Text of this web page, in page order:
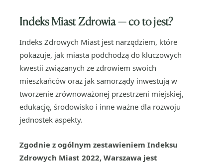
Indeks Miast Zdrowia — co to jest?
Indeks Zdrowych Miast jest narzędziem, które
pokazuje, jak miasta podchodzą do kluczowych
kwestii związanych ze zdrowiem swoich
mieszkańców oraz jak samorządy inwestują w
tworzenie zrównoważonej przestrzeni miejskiej,
edukację, środowisko i inne ważne dla rozwoju
jednostek aspekty.
Zgodnie z ogólnym zestawieniem Indeksu
Zdrowych Miast 2022, Warszawa jest